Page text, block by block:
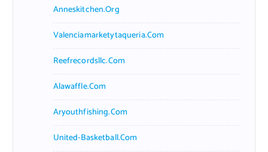
Anneskitchen.org
Valenciamarketytaqueria.com
Reefrecordsllc.com
Alawaffle.com
Aryouthfishing.com
United-Basketball.com